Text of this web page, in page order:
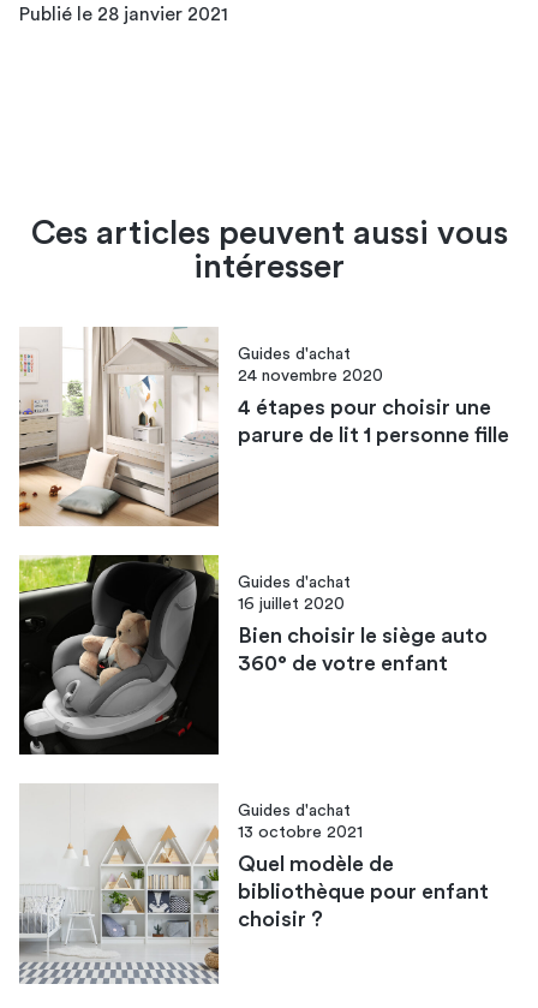
Publié le 28 janvier 2021
Ces articles peuvent aussi vous
intéresser
Guides d'achat
24 novembre 2020
4 étapes pour choisir une
parure de lit 1 personne fille
Guides d'achat
16 juillet 2020
Bien choisir le siège auto
360° de votre enfant
Guides d'achat
13 octobre 2021
Quel modèle de
bibliothèque pour enfant
choisir ?